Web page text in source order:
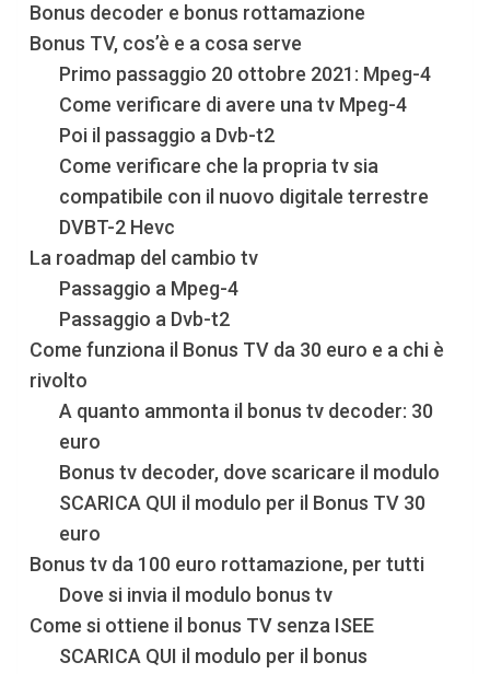
Bonus decoder e bonus rottamazione
Bonus TV, cos’è e a cosa serve
Primo passaggio 20 ottobre 2021: Mpeg-4
Come verificare di avere una tv Mpeg-4
Poi il passaggio a Dvb-t2
Come verificare che la propria tv sia
compatibile con il nuovo digitale terrestre
DVBT-2 Hevc
La roadmap del cambio tv
Passaggio a Mpeg-4
Passaggio a Dvb-t2
Come funziona il Bonus TV da 30 euro e a chi è
rivolto
A quanto ammonta il bonus tv decoder: 30
euro
Bonus tv decoder, dove scaricare il modulo
SCARICA QUI il modulo per il Bonus TV 30
euro
Bonus tv da 100 euro rottamazione, per tutti
Dove si invia il modulo bonus tv
Come si ottiene il bonus TV senza ISEE
SCARICA QUI il modulo per il bonus